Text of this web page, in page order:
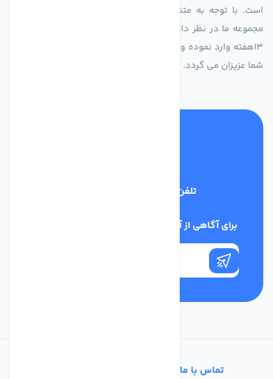
است. با توجه به متنوع بودن فن های تولیدی کمپانی اروپایی
مجموعه ما در نظر دارد کالاهای تخصصی شما عزیزان رو در صرف
13هفته وارد نموده و این عمر باعث صرفه جویی در هزینه و زمان
شما عزیزان می گردد.
تلفن پشتیبانی
برای آگاهی از آخرین اخبار در خبرنامه ما عضو شوید
تماس با ما